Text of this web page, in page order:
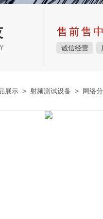
售前售
诚信经营
展示 > 射频测试设备 > 网络